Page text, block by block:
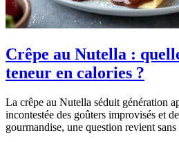
Crêpe au Nutella :
teneur en calories ?
La crêpe au Nutella séduit génération
incontestée des goûters improvisés et
gourmandise, une question revient sans